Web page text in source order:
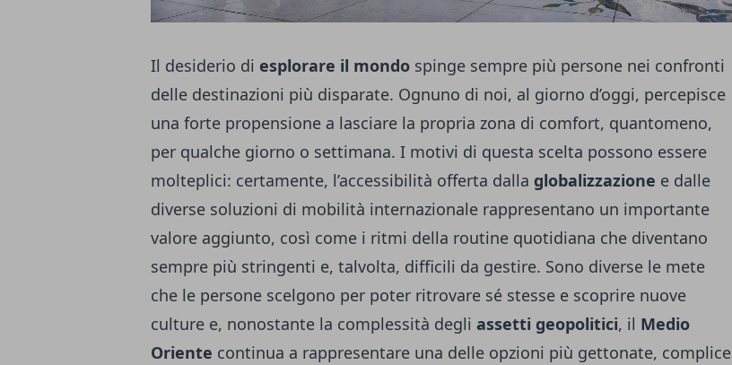
Il desiderio di esplorare il mondo spinge sempre più persone nei confronti
delle destinazioni più disparate. Ognuno di noi, al giorno d’oggi, percepisce
una forte propensione a lasciare la propria zona di comfort, quantomeno,
per qualche giorno o settimana. I motivi di questa scelta possono essere
molteplici: certamente, l’accessibilità offerta dalla globalizzazione e dalle
diverse soluzioni di mobilità internazionale rappresentano un importante
valore aggiunto, così come i ritmi della routine quotidiana che diventano
sempre più stringenti e, talvolta, difficili da gestire. Sono diverse le mete
che le persone scelgono per poter ritrovare sé stesse e scoprire nuove
culture e, nonostante la complessità degli assetti geopolitici, il Medio
Oriente continua a rappresentare una delle opzioni più gettonate, complice